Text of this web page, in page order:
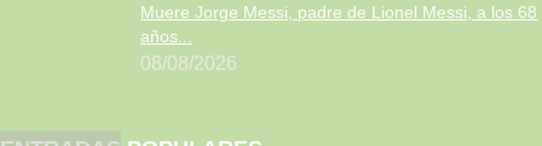
Muere Jorge Messi, padre de Lionel Messi, a los 68
años...
08/08/2026